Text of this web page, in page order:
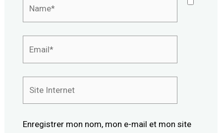
Enregistrer mon nom, mon e-mail et mon site